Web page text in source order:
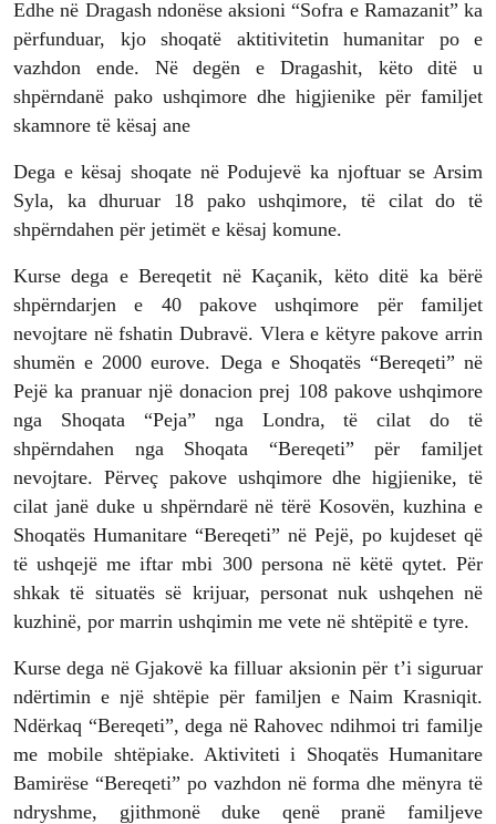
Edhe në Dragash ndonëse aksioni “Sofra e Ramazanit” ka
përfunduar, kjo shoqatë aktitivitetin humanitar po e
vazhdon ende. Në degën e Dragashit, këto ditë u
shpërndanë pako ushqimore dhe higjienike për familjet
skamnore të kësaj ane
Dega e kësaj shoqate në Podujevë ka njoftuar se Arsim
Syla, ka dhuruar 18 pako ushqimore, të cilat do të
shpërndahen për jetimët e kësaj komune.
Kurse dega e Bereqetit në Kaçanik, këto ditë ka bërë
shpërndarjen e 40 pakove ushqimore për familjet
nevojtare në fshatin Dubravë. Vlera e këtyre pakove arrin
shumën e 2000 eurove. Dega e Shoqatës “Bereqeti” në
Pejë ka pranuar një donacion prej 108 pakove ushqimore
nga Shoqata “Peja” nga Londra, të cilat do të
shpërndahen nga Shoqata “Bereqeti” për familjet
nevojtare. Përveç pakove ushqimore dhe higjienike, të
cilat janë duke u shpërndarë në tërë Kosovën, kuzhina e
Shoqatës Humanitare “Bereqeti” në Pejë, po kujdeset që
të ushqejë me iftar mbi 300 persona në këtë qytet. Për
shkak të situatës së krijuar, personat nuk ushqehen në
kuzhinë, por marrin ushqimin me vete në shtëpitë e tyre.
Kurse dega në Gjakovë ka filluar aksionin për t’i siguruar
ndërtimin e një shtëpie për familjen e Naim Krasniqit.
Ndërkaq “Bereqeti”, dega në Rahovec ndihmoi tri familje
me mobile shtëpiake. Aktiviteti i Shoqatës Humanitare
Bamirëse “Bereqeti” po vazhdon në forma dhe mënyra të
ndryshme, gjithmonë duke qenë pranë familjeve